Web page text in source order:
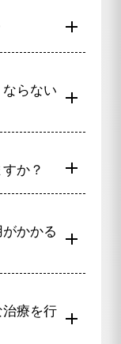
不調を持って
危険信号！早
優しい施術
らない
談ください。
か？
績がござい
かかる
療を行